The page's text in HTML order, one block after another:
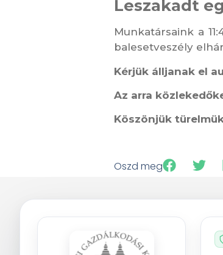
Leszakadt
Munkatársaink a
balesetveszély
Kérjük álljanak el
Az arra
Köszönjük
Oszd meg